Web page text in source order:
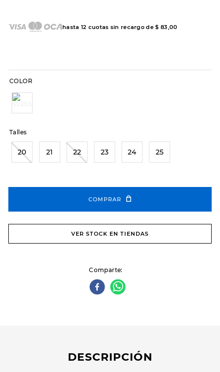
hasta 12 cuotas sin recargo de$ 83 00
COLOR
Talles
20 21 22 23 24 25
COMPRAR
VER STOCK EN TIENDAS
Comparte
DESCRIPCIÓN